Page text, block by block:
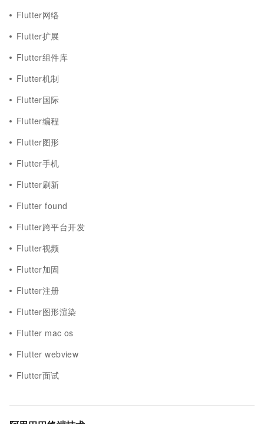
Flutter网络
Flutter扩展
Flutter组件库
Flutter机制
Flutter国际
Flutter编程
Flutter图形
Flutter手机
Flutter刷新
Flutter found
Flutter跨平台开发
Flutter视频
Flutter加固
Flutter注册
Flutter图形渲染
Flutter mac os
Flutter webview
Flutter面试